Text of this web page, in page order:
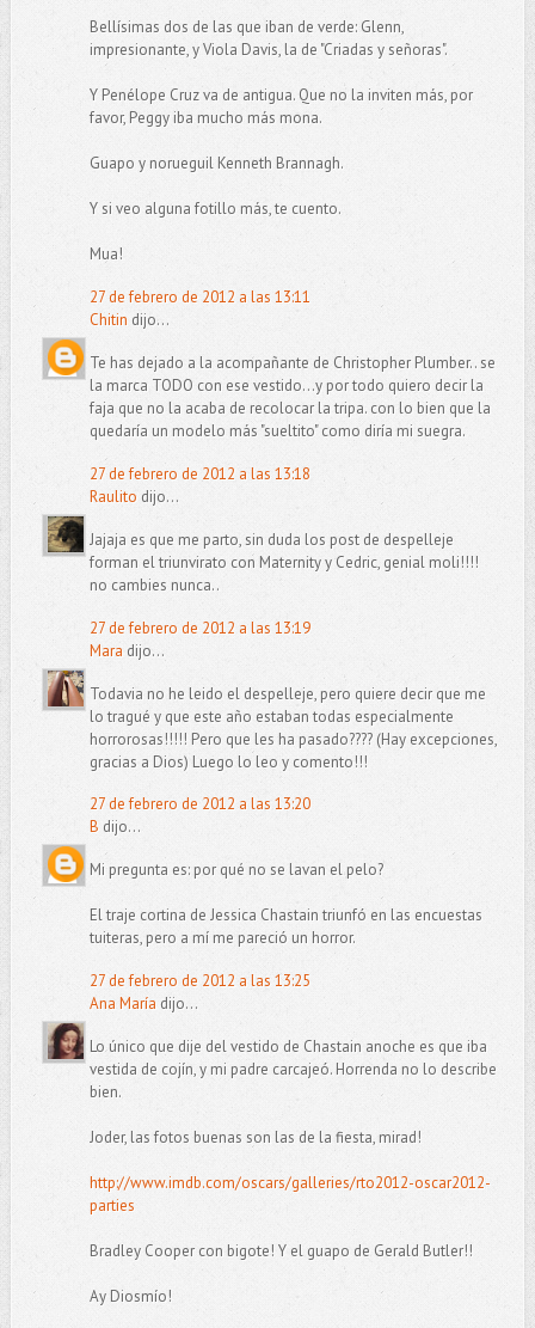
Bellísimas dos de las que iban de verde: Glenn,
impresionante, y Viola Davis, la de "Criadas y señoras".
Y Penélope Cruz va de antigua. Que no la inviten más, por
favor, Peggy iba mucho más mona.
Guapo y norueguil Kenneth Brannagh.
Y si veo alguna fotillo más, te cuento.
Mua!
27 de febrero de 2012 a las 13:11
Chitin dijo...
Te has dejado a la acompañante de Christopher Plumber.. se
la marca TODO con ese vestido...y por todo quiero decir la
faja que no la acaba de recolocar la tripa. con lo bien que la
quedaría un modelo más "sueltito" como diría mi suegra.
27 de febrero de 2012 a las 13:18
Raulito dijo...
Jajaja es que me parto, sin duda los post de despelleje
forman el triunvirato con Maternity y Cedric, genial moli!!!!
no cambies nunca..
27 de febrero de 2012 a las 13:19
Mara dijo...
Todavia no he leido el despelleje, pero quiere decir que me
lo tragué y que este año estaban todas especialmente
horrorosas!!!!! Pero que les ha pasado???? (Hay excepciones,
gracias a Dios) Luego lo leo y comento!!!
27 de febrero de 2012 a las 13:20
B dijo...
Mi pregunta es: por qué no se lavan el pelo?
El traje cortina de Jessica Chastain triunfó en las encuestas
tuiteras, pero a mí me pareció un horror.
27 de febrero de 2012 a las 13:25
Ana María dijo...
Lo único que dije del vestido de Chastain anoche es que iba
vestida de cojín, y mi padre carcajeó. Horrenda no lo describe
bien.
Joder, las fotos buenas son las de la fiesta, mirad!
http://www.imdb.com/oscars/galleries/rto2012-oscar2012-
parties
Bradley Cooper con bigote! Y el guapo de Gerald Butler!!
Ay Diosmío!